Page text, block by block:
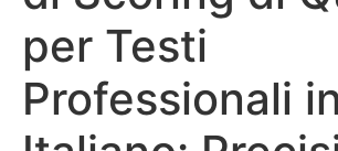
per Testi
Professionali in